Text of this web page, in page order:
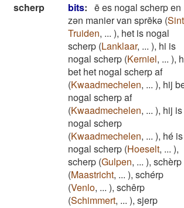
scherp
bits: ē es nogal scherp en
zən manier van sprēkə (
Truiden, ... ), het is nogal
scherp (Lanklaar, ... ), hi is
nogal scherp (Kerniel, ... ),
bet het nogal scherp af
(Kwaadmechelen, ... ), hij
nogal scherp af
(Kwaadmechelen, ... ), hij is
nogal scherp
(Kwaadmechelen, ... ), hé is
nogal scherp (Hoeselt, ... ),
scherp (Gulpen, ... ), schèrp
(Maastricht, ... ), schérp
(Venlo, ... ), schêrp
(Schimmert, ... ), sjerp